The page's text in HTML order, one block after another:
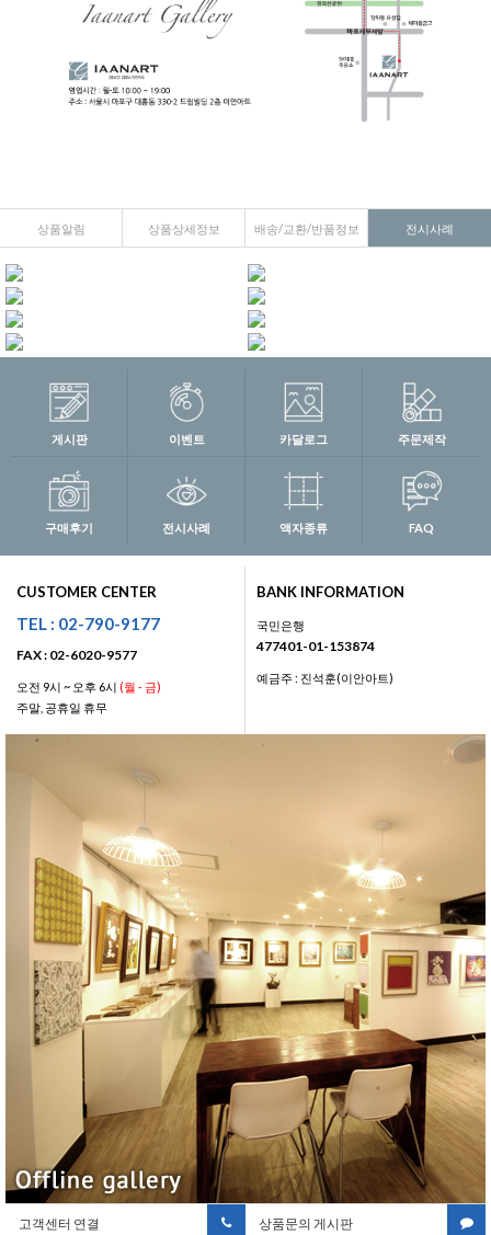
상품알림 상품상세정보 배송/교환/반품정보 전시사례
게시판 이벤트 카달로그 주문제작
구매후기 전시사례 액자종류 FAQ
CUSTOMER CENTER
TEL : 02-790-9177
FAX : 02-6020-9577
오전 9시 ~ 오후 6시 (월 - 금)
주말, 공휴일 휴무
BANK INFORMATION
국민은행
477401-01-153874
예금주 : 진석훈(이안아트)
고객센터 연결 상품문의 게시판